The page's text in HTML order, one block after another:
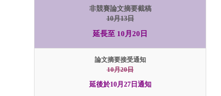
非競賽論文摘要截稿
10月13日
延長至 10月20日
論文摘要接受通知
10月20日
延後於10月27日通知